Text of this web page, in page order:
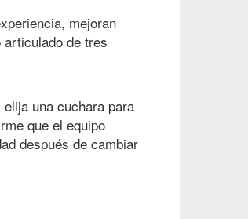
mejoran
de tres
una cuchara para
que el equipo
después de cambiar